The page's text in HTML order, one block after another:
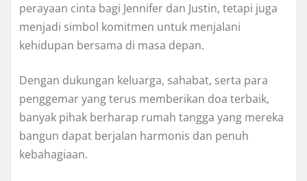
perayaan cinta bagi Jennifer dan Justin, tetapi juga
menjadi simbol komitmen untuk menjalani
kehidupan bersama di masa depan.
Dengan dukungan keluarga, sahabat, serta para
penggemar yang terus memberikan doa terbaik,
banyak pihak berharap rumah tangga yang mereka
bangun dapat berjalan harmonis dan penuh
kebahagiaan.